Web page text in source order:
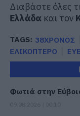
Διαβάστε όλες
Ελλάδα και τον
TAGS: 38ΧΡΟΝΟΣ
ΕΛΙΚΟΠΤΕΡΟ
Φωτιά στην